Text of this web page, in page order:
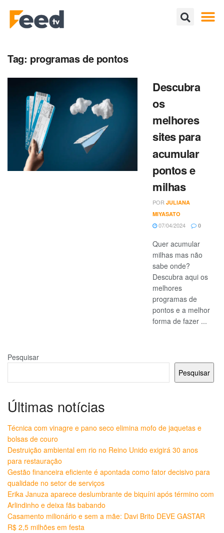
Tag: programas de pontos
Descubra
os
melhores
sites para
acumular
pontos e
milhas
POR JULIANA
MIYASATO
07/04/2024 0
Quer acumular
milhas mas não
sabe onde?
Descubra aqui os
melhores
programas de
pontos e a melhor
forma de fazer ...
Pesquisar
Pesquisar
Últimas notícias
Técnica com vinagre e pano seco elimina mofo de jaquetas e
bolsas de couro
Destruição ambiental em rio no Reino Unido exigirá 30 anos
para restauração
Gestão financeira eficiente é apontada como fator decisivo para
qualidade no setor de serviços
Erika Januza aparece deslumbrante de biquíni após término com
Arlindinho e deixa fãs babando
Casamento milionário e sem a mãe: Davi Brito DEVE GASTAR
R$ 2,5 milhões em festa